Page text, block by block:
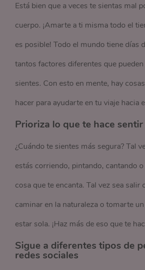
Está bien que a veces te sientas mal
cuerpo. ¡Amarte a ti misma todo el
es posible! Todo el mundo tiene días
tantos factores diferentes que
sientes. Con esto en mente, hay
hacer para ayudarte en tu viaje hacia
Prioriza lo que te hace
¿Cuándo te sientes más segura? Tal
estás corriendo, pintando, cantando
cosa que te encanta. Tal vez sea salir
caminar en la naturaleza o tomarte
estar sola. ¡Haz más de eso que te
Sigue a diferentes tipos de
redes sociales